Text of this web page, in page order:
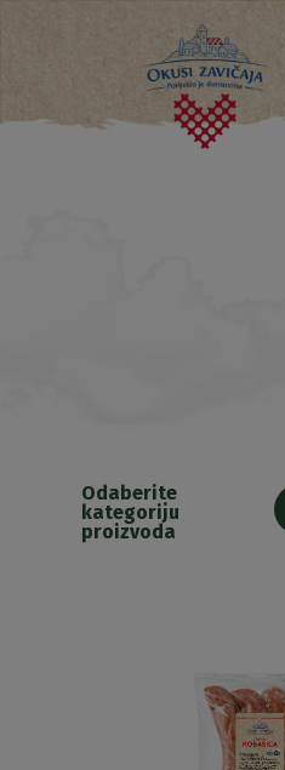
Odaberite
kategoriju
proizvoda